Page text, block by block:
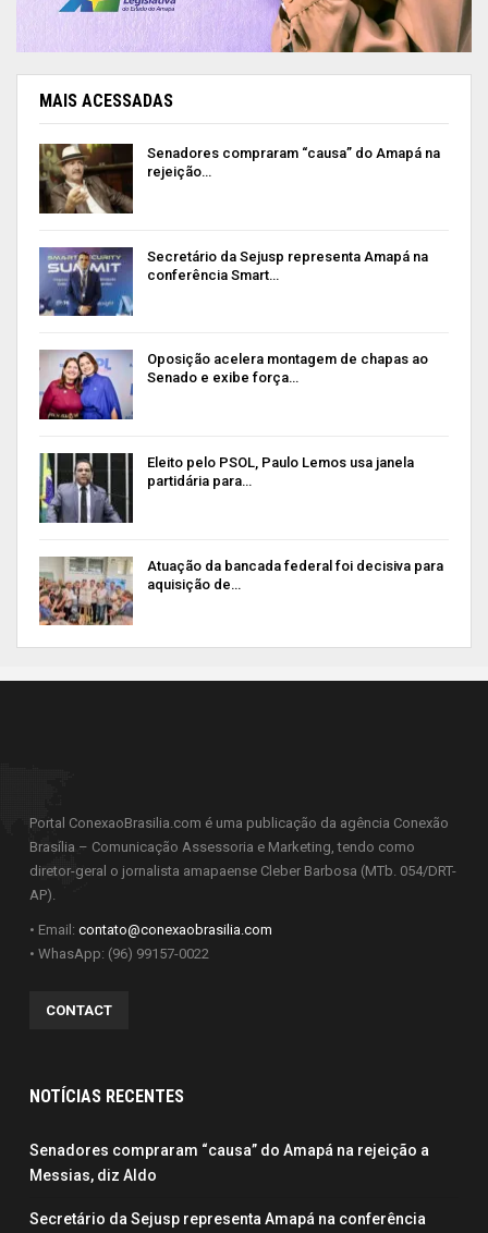
MAIS ACESSADAS
Senadores compraram “causa” do Amapá na
rejeição…
Secretário da Sejusp representa Amapá na
conferência Smart…
Oposição acelera montagem de chapas ao
Senado e exibe força…
Eleito pelo PSOL, Paulo Lemos usa janela
partidária para…
Atuação da bancada federal foi decisiva para
aquisição de…
Portal ConexaoBrasilia.com é uma publicação da agência Conexão
Brasília – Comunicação Assessoria e Marketing, tendo como
diretor-geral o jornalista amapaense Cleber Barbosa (MTb. 054/DRT-
AP).
• Email: contato@conexaobrasilia.com
• WhasApp: (96) 99157-0022
CONTACT
NOTÍCIAS RECENTES
Senadores compraram “causa” do Amapá na rejeição a
Messias, diz Aldo
Secretário da Sejusp representa Amapá na conferência